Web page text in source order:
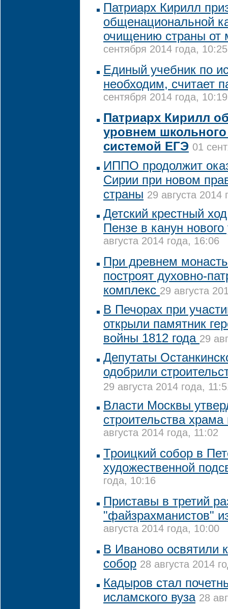
Патриарх Кирилл
общенациональной
очищению страны от
сентября 2014 года, 10:25
Единый учебник по
необходим, считает
сентября 2014 года, 10:19
Патриарх Кирилл
уровнем
системой ЕГЭ 01
ИППО продолжит
Сирии при новом
страны 29 августа 2014
Детский крестный
Пензе в канун нового
августа 2014 года, 16:06
При древнем
построят духовно-
комплекс 29 августа
В Печорах при
открыли памятник
войны 1812 года 29
Депутаты
одобрили
29 августа 2014 года,
Власти Москвы
строительства
августа 2014 года, 11:02
Троицкий собор в
художественной
года, 10:16
Приставы в третий
"файзрахманистов"
августа 2014 года, 10:00
В Иваново освятили
собор 28 августа 2014
Кадыров стал
исламского вуза 28